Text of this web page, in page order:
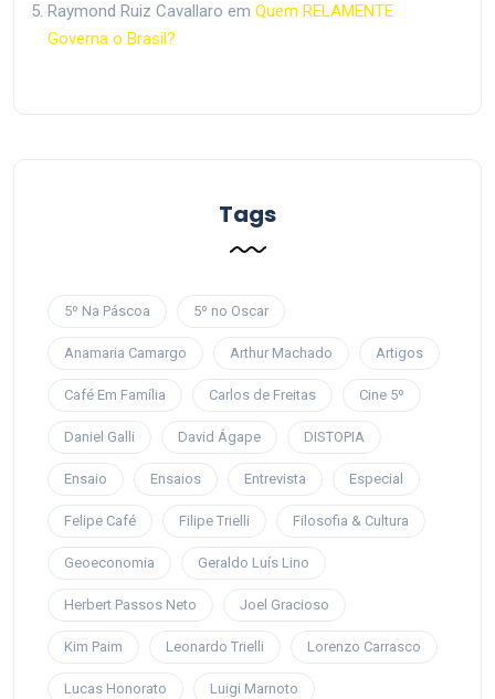
Raymond Ruiz Cavallaro em Quem RELAMENTE
Governa o Brasil?
Tags
5º Na Páscoa 5º no Oscar
Anamaria Camargo Arthur Machado Artigos
Café Em Família Carlos de Freitas Cine 5º
Daniel Galli David Ágape DISTOPIA
Ensaio Ensaios Entrevista Especial
Felipe Café Filipe Trielli Filosofia & Cultura
Geoeconomia Geraldo Luís Lino
Herbert Passos Neto Joel Gracioso
Kim Paim Leonardo Trielli Lorenzo Carrasco
Lucas Honorato Luigi Marnoto